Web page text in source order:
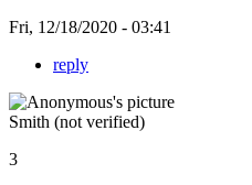
Fri, 12/18/2020 - 03:41
reply
Smith (not verified)
3